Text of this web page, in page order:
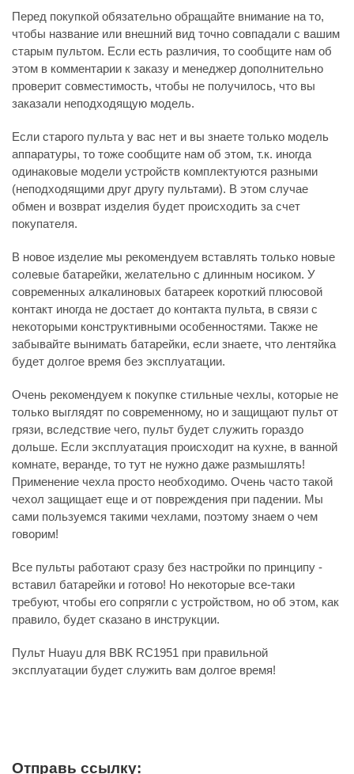
Перед покупкой обязательно обращайте внимание на то,
чтобы название или внешний вид точно совпадали с вашим
старым пультом. Если есть различия, то сообщите нам об
этом в комментарии к заказу и менеджер дополнительно
проверит совместимость, чтобы не получилось, что вы
заказали неподходящую модель.
Если старого пульта у вас нет и вы знаете только модель
аппаратуры, то тоже сообщите нам об этом, т.к. иногда
одинаковые модели устройств комплектуются разными
(неподходящими друг другу пультами). В этом случае
обмен и возврат изделия будет происходить за счет
покупателя.
В новое изделие мы рекомендуем вставлять только новые
солевые батарейки, желательно с длинным носиком. У
современных алкалиновых батареек короткий плюсовой
контакт иногда не достает до контакта пульта, в связи с
некоторыми конструктивными особенностями. Также не
забывайте вынимать батарейки, если знаете, что лентяйка
будет долгое время без эксплуатации.
Очень рекомендуем к покупке стильные чехлы, которые не
только выглядят по современному, но и защищают пульт от
грязи, вследствие чего, пульт будет служить гораздо
дольше. Если эксплуатация происходит на кухне, в ванной
комнате, веранде, то тут не нужно даже размышлять!
Применение чехла просто необходимо. Очень часто такой
чехол защищает еще и от повреждения при падении. Мы
сами пользуемся такими чехлами, поэтому знаем о чем
говорим!
Все пульты работают сразу без настройки по принципу -
вставил батарейки и готово! Но некоторые все-таки
требуют, чтобы его сопрягли с устройством, но об этом, как
правило, будет сказано в инструкции.
Пульт Huayu для BBK RC1951 при правильной
эксплуатации будет служить вам долгое время!
Отправь ссылку: